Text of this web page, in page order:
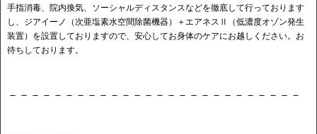
手指消毒、院内換気、ソーシャルディスタンスなどを徹底して行っております
し、ジアイーノ（次亜塩素水空間除菌機器）＋エアネスⅡ（低濃度オゾン発生
装置）を設置しておりますので、安心してお身体のケアにお越しください。お
待ちしております。
－－－－－－－－－－－－－－－－－－－－－－－－－－